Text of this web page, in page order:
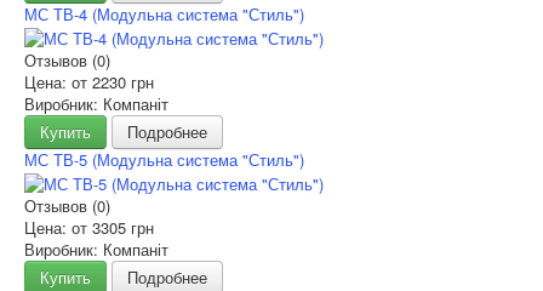
МС ТВ-4 (Модульна система "Стиль")
Отзывов (0)
Цена: от 2230 грн
Виробник: Компаніт
Купить
Подробнее
МС ТВ-5 (Модульна система "Стиль")
Отзывов (0)
Цена: от 3305 грн
Виробник: Компаніт
Купить
Подробнее